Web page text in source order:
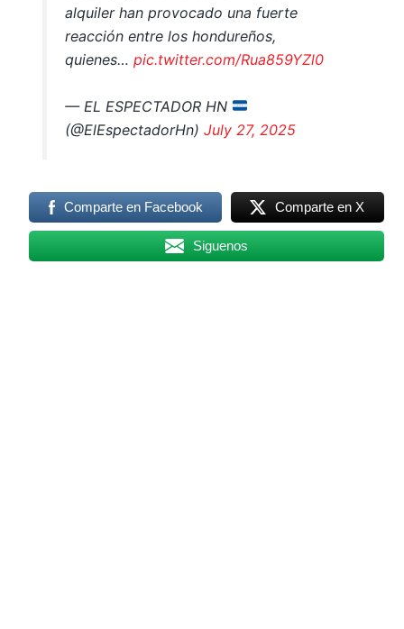
alquiler han provocado una fuerte
reacción entre los hondureños,
quienes… pic.twitter.com/Rua859YZl0
— EL ESPECTADOR HN
(@ElEspectadorHn) July 27, 2025
Comparte en Facebook Comparte en X
Siguenos